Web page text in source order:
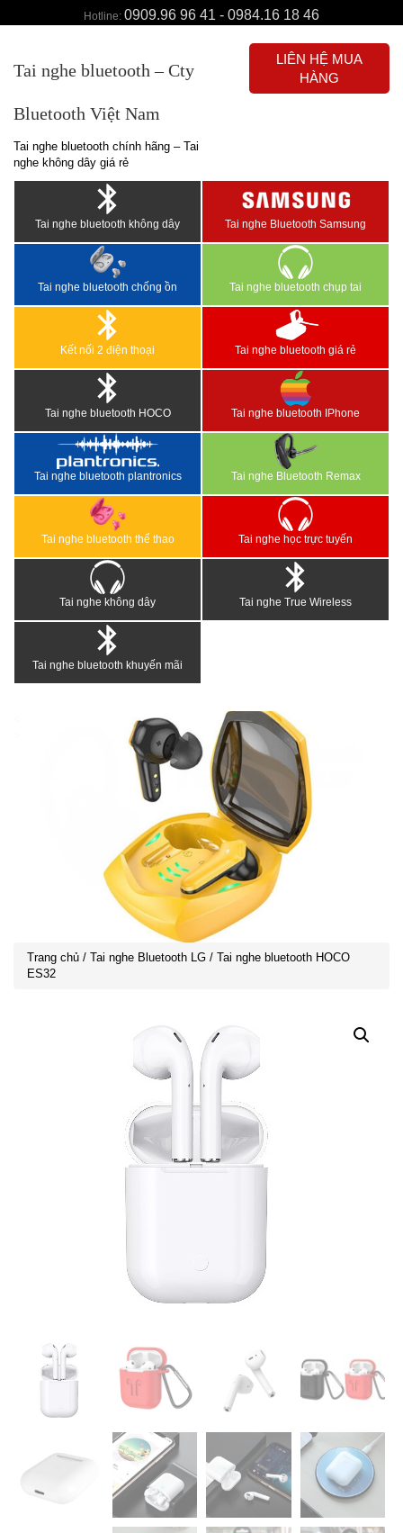
Hotline: 0909.96 96 41 - 0984.16 18 46
Tai nghe bluetooth – Cty
Bluetooth Việt Nam
Tai nghe bluetooth chính hãng – Tai
nghe không dây giá rẻ
LIÊN HỆ MUA
HÀNG
Tai nghe bluetooth không dây Tai nghe Bluetooth Samsung
Tai nghe bluetooth chống ồn Tai nghe bluetooth chụp tai
Kết nối 2 điện thoại Tai nghe bluetooth giá rẻ
Tai nghe bluetooth HOCO Tai nghe bluetooth IPhone
Tai nghe bluetooth plantronics Tai nghe Bluetooth Remax
Tai nghe bluetooth thể thao Tai nghe học trực tuyến
Tai nghe không dây Tai nghe True Wireless
Tai nghe bluetooth khuyến mãi
Trang chủ / Tai nghe Bluetooth LG / Tai nghe bluetooth HOCO
ES32